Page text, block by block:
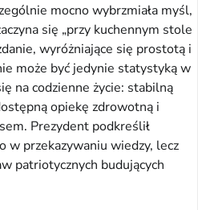
mocno wybrzmiała myśl,
się „przy kuchennym stole
wyróżniające się prostotą i
może być jedynie statystyką w
na codzienne życie: stabilną
opiekę zdrowotną i
Prezydent podkreślił
w przekazywaniu wiedzy, lecz
patriotycznych budujących